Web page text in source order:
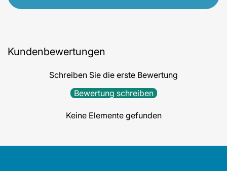
Kundenbewertungen
Schreiben Sie die erste Bewertung
Bewertung schreiben
Keine Elemente gefunden